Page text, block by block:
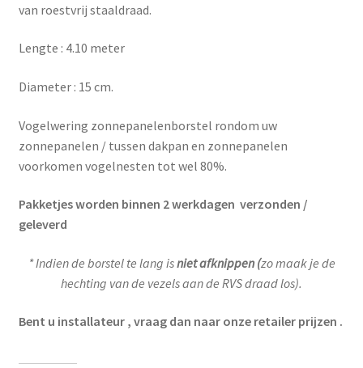
van roestvrij staaldraad.
Lengte : 4.10 meter
Diameter : 15 cm.
Vogelwering zonnepanelenborstel rondom uw
zonnepanelen / tussen dakpan en zonnepanelen
voorkomen vogelnesten tot wel 80%.
Pakketjes worden binnen 2 werkdagen verzonden /
geleverd
* Indien de borstel te lang isniet afknippen (zo maak je de
hechting van de vezels aan de RVS draad los).
Bent u installateur , vraag dan naar onze retailer prijzen .